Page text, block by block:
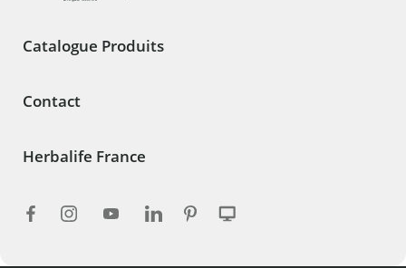
Catalogue Produits
Contact
Herbalife France